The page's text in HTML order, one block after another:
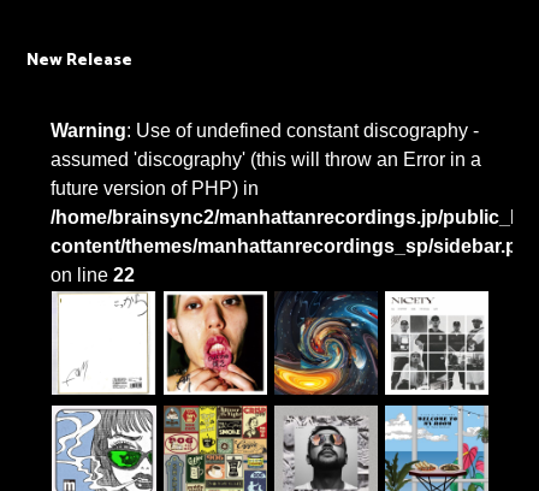
New Release
Warning: Use of undefined constant discography -
assumed 'discography' (this will throw an Error in a
future version of PHP) in
/home/brainsync2/manhattanrecordings.jp/
content/themes/manhattanrecordings_sp/
on line22